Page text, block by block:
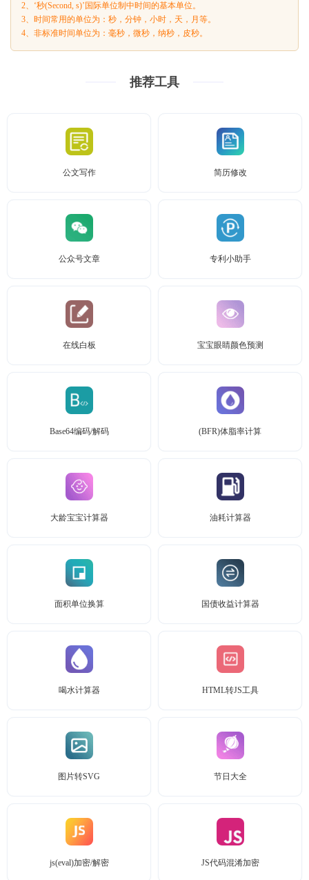
2、‘秒(Second, s)’国际单位制中时间的基本单位。
3、时间常用的单位为：秒，分钟，小时，天，月等。
4、非标准时间单位为：毫秒，微秒，纳秒，皮秒。
推荐工具
公文写作 简历修改
公众号文章 专利小助手
在线白板 宝宝眼睛颜色预测
Base64编码/解码 (BFR)体脂率计算
大龄宝宝计算器 油耗计算器
面积单位换算 国债收益计算器
喝水计算器 HTML转JS工具
图片转SVG 节日大全
js(eval)加密/解密 JS代码混淆加密